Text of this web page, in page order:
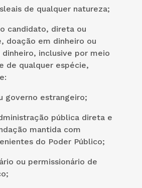
de qualquer natureza;
candidato, direta ou
doação em dinheiro ou
inclusive por meio
de qualquer espécie,
governo estrangeiro;
pública direta e
mantida com
do Poder Público;
ou permissionário de